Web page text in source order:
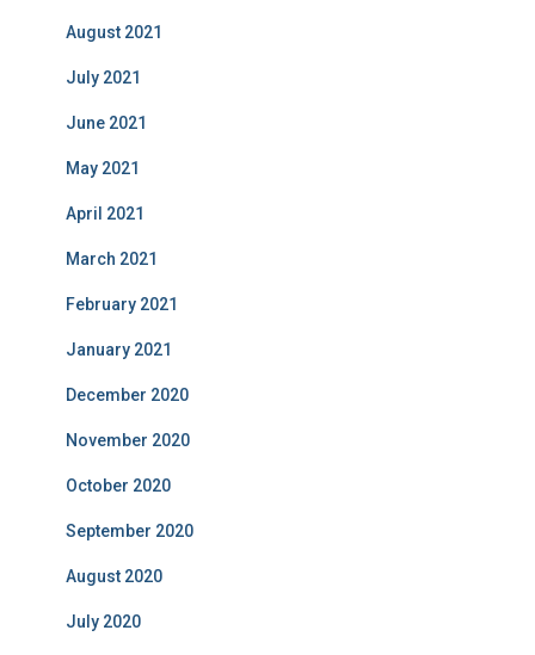
August 2021
July 2021
June 2021
May 2021
April 2021
March 2021
February 2021
January 2021
December 2020
November 2020
October 2020
September 2020
August 2020
July 2020